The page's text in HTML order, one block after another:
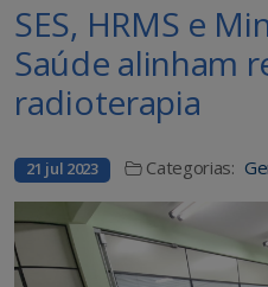
SES, HRMS e
Saúde alinham
radioterapia
21 jul 2023 Categorias: